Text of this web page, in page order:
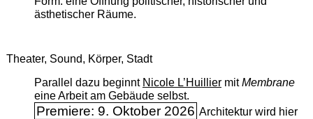
ästhetischer Räume.
Theater, Sound, Körper, Stadt
Parallel dazu beginnt Nicole L’Huilliermit ­Membrane
eine Arbeit am Gebäude selbst.
Premiere: 9. Oktober 2026 Architektur wird hier